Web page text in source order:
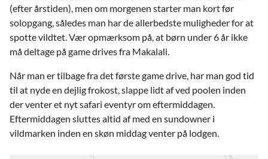
(efter årstiden), men om morgenen starter man kort før
solopgang, således man har de allerbedste muligheder for at
spotte vildtet. Vær opmærksom på, at børn under 6 år ikke
må deltage på game drives fra Makalali.
Når man er tilbage fra det første game drive, har man god tid
til at nyde en dejlig frokost, slappe lidt af ved poolen inden
der venter et nyt safari eventyr om eftermiddagen.
Eftermiddagen sluttes altid af med en sundowner i
vildmarken inden en skøn middag venter på lodgen.